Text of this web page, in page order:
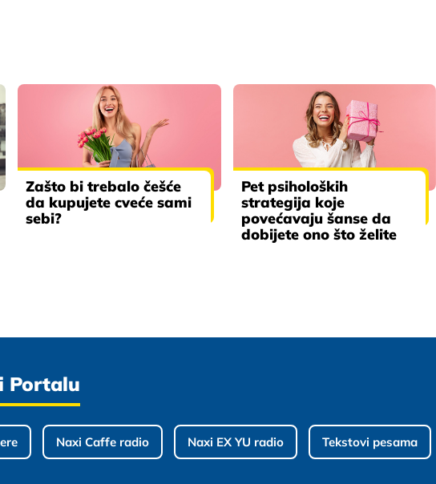
Zašto bi trebalo češće
da kupujete cveće sami
sebi?
Pet psiholoških
strategija koje
povećavaju šanse da
dobijete ono što želite
Portalu
Naxi Caffe radio Naxi EX YU radio Tekstovi pesama